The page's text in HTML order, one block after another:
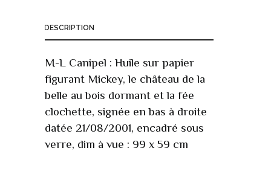
DESCRIPTION
M-L Canipel : Huile sur papier
figurant Mickey, le château de la
belle au bois dormant et la fée
clochette, signée en bas à droite
datée 21/08/2001, encadré sous
verre, dim à vue : 99 x 59 cm